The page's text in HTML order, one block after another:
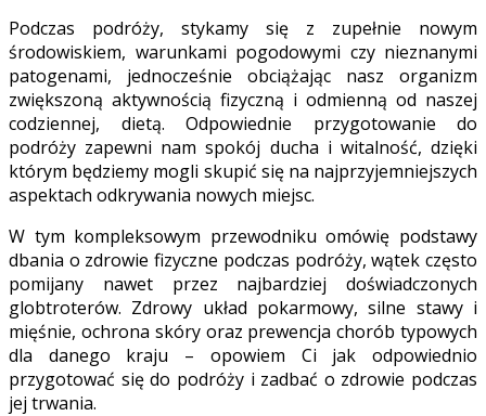
Podczas podróży, stykamy się z zupełnie nowym
środowiskiem, warunkami pogodowymi czy nieznanymi
patogenami, jednocześnie obciążając nasz organizm
zwiększoną aktywnością fizyczną i odmienną od naszej
codziennej, dietą. Odpowiednie przygotowanie do
podróży zapewni nam spokój ducha i witalność, dzięki
którym będziemy mogli skupić się na najprzyjemniejszych
aspektach odkrywania nowych miejsc.
W tym kompleksowym przewodniku omówię podstawy
dbania o zdrowie fizyczne podczas podróży, wątek często
pomijany nawet przez najbardziej doświadczonych
globtroterów. Zdrowy układ pokarmowy, silne stawy i
mięśnie, ochrona skóry oraz prewencja chorób typowych
dla danego kraju – opowiem Ci jak odpowiednio
przygotować się do podróży i zadbać o zdrowie podczas
jej trwania.